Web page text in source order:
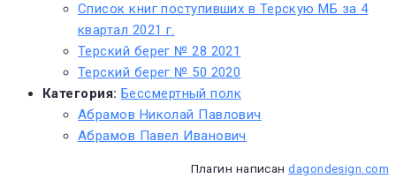
Список книг поступивших в Терскую МБ за 4
квартал 2021 г.
Терский берег № 28 2021
Терский берег № 50 2020
Категория: Бессмертный полк
Абрамов Николай Павлович
Абрамов Павел Иванович
Плагин написанdagondesign.com